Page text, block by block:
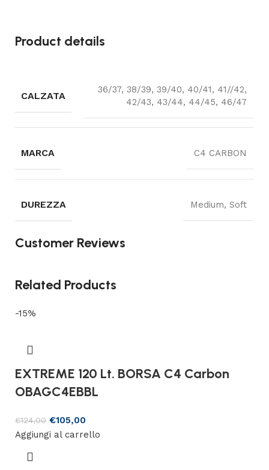
Product details
CALZATA
36/37, 38/39, 39/40, 40/41, 41//42,
42/43, 43/44, 44/45, 46/47
MARCA C4 CARBON
DUREZZA Medium, Soft
Customer Reviews
Related Products
-15%
EXTREME 120 Lt. BORSA C4 Carbon
OBAGC4EBBL
€124,00 €105,00
Aggiungi al carrello